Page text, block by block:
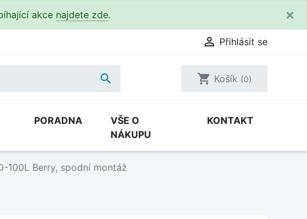
akce najdete zde. ×
 Přihlásit se
 shopping_cart Košík (0)
PORADNA
VŠE O
NÁKUPU
KONTAKT
100L Berry, spodní montáž